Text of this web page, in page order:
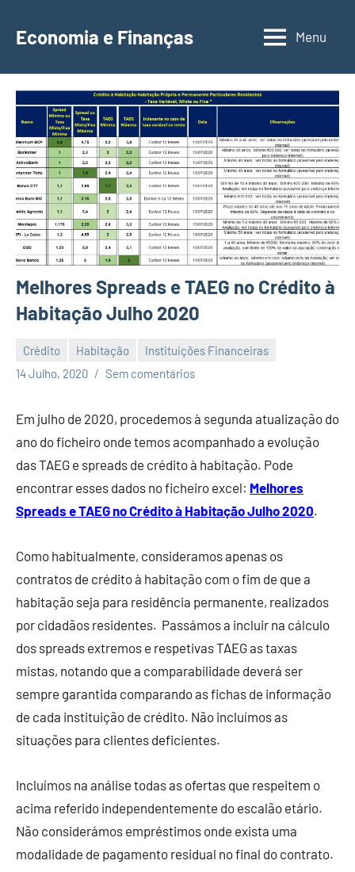
para
conteúdo
Economia e Finanças
Depósitos
IRS,
Finanças
Pessoais,
Calendários
Menu
Melhores Spreads e TAEG no Crédito à
Habitação Julho 2020
Crédito Habitação
Instituições Financeiras
14 Julho, 2020
EcoFin Sem comentários
Em julho de 2020, procedemos à segunda atualização do
ano do ficheiro onde temos acompanhado a evolução
das TAEG e spreads de crédito à habitação. Pode
encontrar esses dados no ficheiro excel: Melhores
Spreads e TAEG no Crédito à Habitação Julho 2020.
Como habitualmente, consideramos apenas os
contratos de crédito à habitação com o fim de que a
habitação seja para residência permanente, realizados
por cidadãos residentes. Passámos a incluir na cálculo
dos spreads extremos e respetivas TAEG as taxas
mistas, notando que a comparabilidade deverá ser
sempre garantida comparando as fichas de informação
de cada instituição de crédito. Não incluímos as
situações para clientes deficientes.
Incluímos na análise todas as ofertas que respeitem o
acima referido independentemente do escalão etário.
Não considerámos empréstimos onde exista uma
modalidade de pagamento residual no final do contrato.